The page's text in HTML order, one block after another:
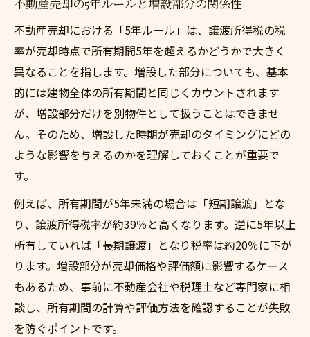
不動産売却における「5年ルール」は、譲渡所得税の税
率が売却時点で所有期間5年を超えるかどうかで大きく
異なることを指します。増設した部分についても、基本
的には建物全体の所有期間と同じくカウントされます
が、増設部分だけを別物件として扱うことはできませ
ん。そのため、増設した時期が売却のタイミングにどの
ような影響を与えるのかを理解しておくことが重要で
す。
例えば、所有期間が5年未満の場合は「短期譲渡」とな
り、譲渡所得税率が約39％と高くなります。逆に5年以上
所有していれば「長期譲渡」となり税率は約20％に下が
ります。増設部分が売却価格や評価額に影響するケース
もあるため、事前に不動産会社や税理士など専門家に相
談し、所有期間の計算や評価方法を確認することが失敗
を防ぐポイントです。